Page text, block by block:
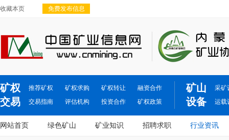
收藏本页 免费发布信息
矿权
交易
推荐矿权 矿权求购 矿权转让
融资合作
交易指南
评估机构 投资合作 矿权政策
矿山
设备
采矿
运载
网站首页 绿色矿山 矿业知识 招聘求职 行业资讯